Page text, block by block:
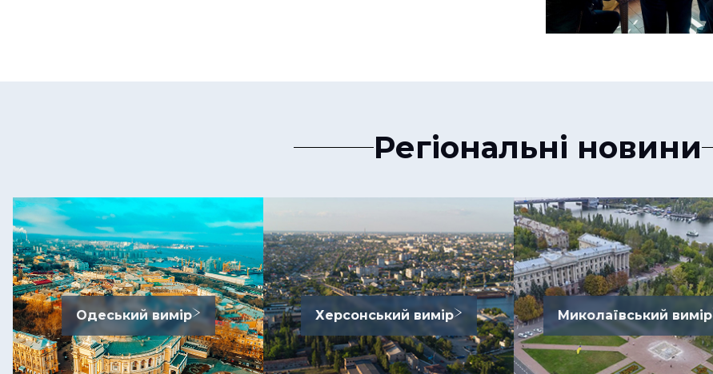
Регіональні новини
Одеський вимір Херсонський вимір Миколаївський вимір